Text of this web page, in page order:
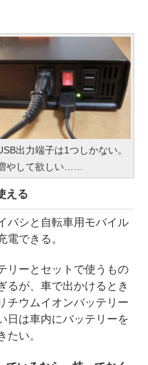
出力端子は1つしかない。
やして欲しい……
える
バシと自転車用モバイル
電できる。
リーとセットで使うもの
るが、車で出かけるとき
チウムイオンバッテリー
日は車内にバッテリーを
たい。